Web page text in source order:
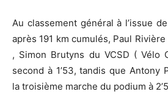
Au classement général à l’issue
après 191 km cumulés, Paul
, Simon Brutyns du VCSD ( Vélo
second à 1’53, tandis que Antony
la troisième marche du podium à